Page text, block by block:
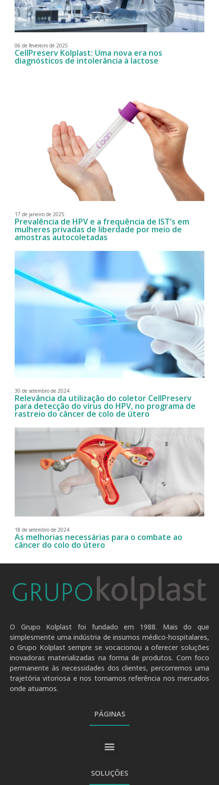
06 de fevereiro de 2025
CellPreserv Kolplast: Uma nova era nos
diagnósticos de intolerância à lactose
17 de janeiro de 2025
Prevalência de HPV e a frequência de IST’s em
mulheres privadas de liberdade por meio de
amostras autocoletadas
30 de setembro de 2024
Relevância da utilização do coletor CellPreserv
para detecção do vírus do HPV, no programa de
rastreio do câncer de colo de útero
18 de setembro de 2024
As melhorias necessárias para o combate ao
câncer do colo do útero
O Grupo Kolplast foi fundado em 1988. Mais do que
simplesmente uma indústria de insumos médico-hospitalares,
o Grupo Kolplast sempre se vocacionou a oferecer soluções
inovadoras materializadas na forma de produtos. Com foco
permanente às necessidades dos clientes, percorremos uma
trajetória vitoriosa e nos tornamos referência nos mercados
onde atuamos.
PÁGINAS
SOLUÇÕES